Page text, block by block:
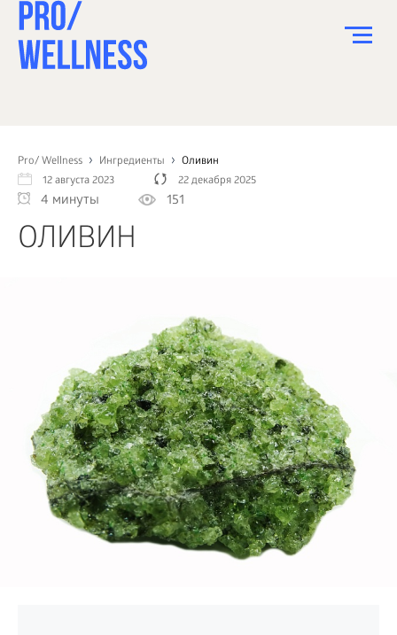
Pro/ Wellness Ингредиенты
Оливин
12 августа 2023
22 декабря 2025
4 минуты 151
ОЛИВИН
СПОРТ
ЗДОРОВЬЕ
КРАСОТА
КАК?
БИЗНЕС